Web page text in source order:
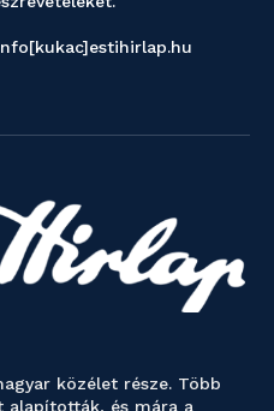
közélet része. Több
alapították, és mára a